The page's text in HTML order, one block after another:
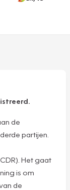
de
partijen.
Het gaat
is om
de